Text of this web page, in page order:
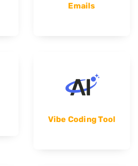
Emails
Vibe Coding Tool